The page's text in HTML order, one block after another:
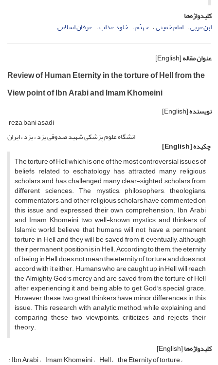
کلیدواژه‌ها
ابن‌عربی امام خمینی جهنّم خلود عذاب عرفان اسلامی
عنوان مقاله[English]
Review of Human Eternity in the torture of Hell from the
View point of Ibn Arabi and Imam Khomeini
نویسنده[English]
reza bani asadi
انشگاه علوم پزشکی شهید صدوقی یزد ، یزد ، ایران
چکیده[English]
The torture of Hell which is one of the most controversial issues of
beliefs related to eschatology has attracted many religious
scholars and has challenged many clear-sighted scholars from
different sciences. The mystics, philosophers, theologians,
commentators, and other religious scholars have commented on
this issue and expressed their own comprehension. Ibn Arabi
and Imam Khomeini, two well-known mystics and thinkers of
Islamic world, believe that humans will not have a permanent
torture in Hell and they will be saved from it eventually, although
their permanent position is in Hell. According to them, the eternity
of being in Hell does not mean the eternity of torture and does not
accord with it either. Humans who are caught up in Hell will reach
the Almighty God’s mercy and are saved from the torture of Hell
after experiencing it and being able to get God’s special grace.
However, these two great thinkers have minor differences in this
issue. This research with analytic method, while explaining and
comparing these two viewpoints, criticizes and rejects their
theory.
کلیدواژه‌ها[English]
: Ibn Arabi Imam Khomeini Hell the Eternity of torture